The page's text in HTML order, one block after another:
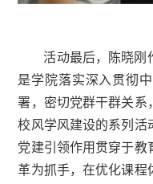
活动最后，陈晓刚
是学院落实深入贯彻
署，密切党群干群关系
校风学风建设的系列活
党建引领作用贯穿于教
革为抓手，在优化课程